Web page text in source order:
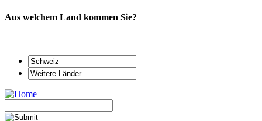
Aus welchem Land kommen Sie?